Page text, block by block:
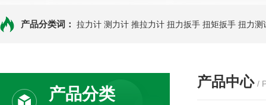
产品分类词： 拉力计 测力计 推拉力计 扭力扳手 扭矩扳手 扭力测
产品分类
产品中心 /